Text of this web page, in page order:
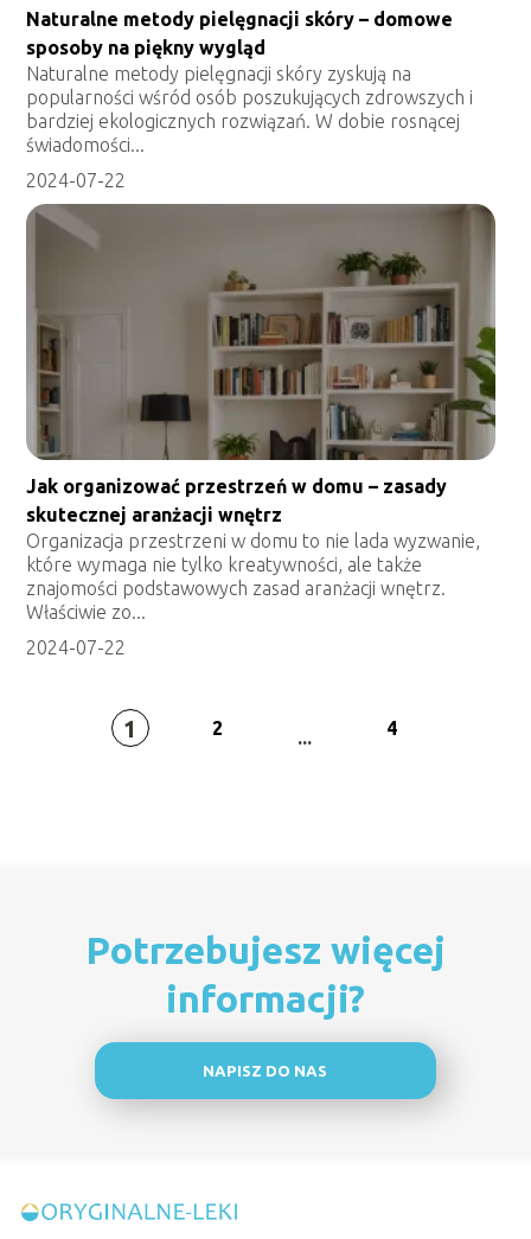
Naturalne metody pielęgnacji skóry – domowe
sposoby na piękny wygląd
Naturalne metody pielęgnacji skóry zyskują na
popularności wśród osób poszukujących zdrowszych i
bardziej ekologicznych rozwiązań. W dobie rosnącej
świadomości...
2024-07-22
Jak organizować przestrzeń w domu – zasady
skutecznej aranżacji wnętrz
Organizacja przestrzeni w domu to nie lada wyzwanie,
które wymaga nie tylko kreatywności, ale także
znajomości podstawowych zasad aranżacji wnętrz.
Właściwie zo...
2024-07-22
1 2 ... 4
Potrzebujesz więcej
informacji?
NAPISZ DO NAS